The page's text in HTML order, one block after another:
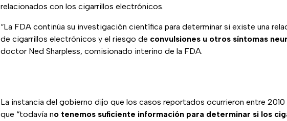
relacionados con los cigarrillos electrónicos.
“La FDA continúa su investigación científica para determinar si existe una
de cigarrillos electrónicos y el riesgo de convulsiones u otros síntomas
doctor Ned Sharpless, comisionado interino de la FDA.
La instancia del gobierno dijo que los casos reportados ocurrieron entre 2010
que “todavía no tenemos suficiente información para determinar si los